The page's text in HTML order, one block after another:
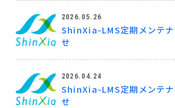
2026.05.26
ShinXia-LMS定期メンテナ
せ
2026.04.24
ShinXia-LMS定期メンテナ
せ